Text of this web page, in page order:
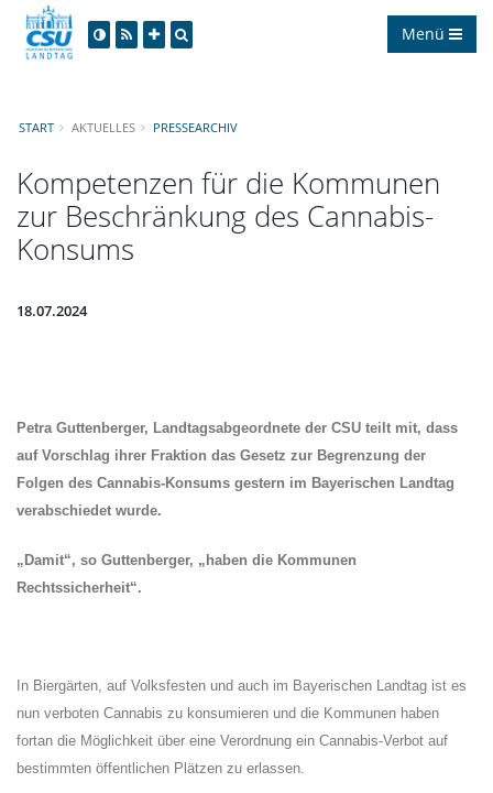
Menü
START AKTUELLES PRESSEARCHIV
Kompetenzen für die Kommunen
zur Beschränkung des Cannabis-
Konsums
18.07.2024
Petra Guttenberger, Landtagsabgeordnete der CSU teilt mit, dass
auf Vorschlag ihrer Fraktion das Gesetz zur Begrenzung der
Folgen des Cannabis-Konsums gestern im Bayerischen Landtag
verabschiedet wurde.
Damit“, so Guttenberger, „haben die Kommunen
Rechtssicherheit“.
In Biergärten, auf Volksfesten und auch im Bayerischen Landtag ist es
nun verboten Cannabis zu konsumieren und die Kommunen haben
fortan die Möglichkeit über eine Verordnung ein Cannabis-Verbot auf
bestimmten öffentlichen Plätzen zu erlassen.